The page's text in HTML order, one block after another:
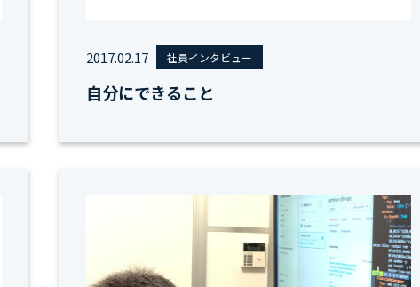
2017.02.17 社員インタビュー
自分にできること